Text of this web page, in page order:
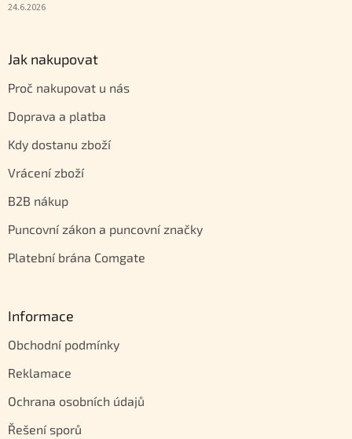
24.6.2026
Jak nakupovat
Proč nakupovat u nás
Doprava a platba
Kdy dostanu zboží
Vrácení zboží
B2B nákup
Puncovní zákon a puncovní značky
Platební brána Comgate
Informace
Obchodní podmínky
Reklamace
Ochrana osobních údajů
Řešení sporů